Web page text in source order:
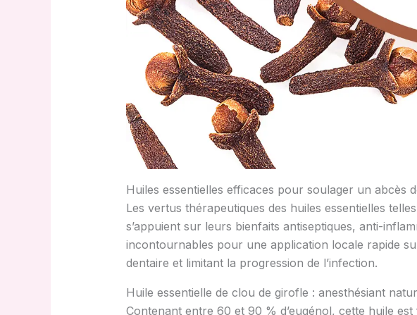
Huiles essentielles efficaces pour soulager un abcès
Les vertus thérapeutiques des huiles essentielles
s’appuient sur leurs bienfaits antiseptiques, anti-
incontournables pour une application locale rapide
dentaire et limitant la progression de l’infection.
Huile essentielle de clou de girofle : anesthésiant
Contenant entre 60 et 90 % d’eugénol, cette huile